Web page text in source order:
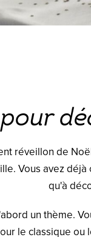
réveillon de
Vous avez
qu'à
un thème.
le classique ou